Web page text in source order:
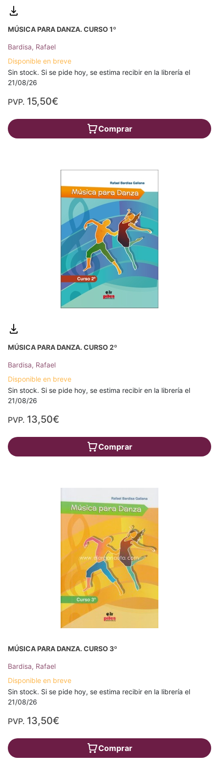
MÚSICA PARA DANZA. CURSO 1º
Bardisa, Rafael
Disponible en breve
Sin stock. Si se pide hoy, se estima recibir en la librería el
21/08/26
PVP. 15,50€
Comprar
MÚSICA PARA DANZA. CURSO 2º
Bardisa, Rafael
Disponible en breve
Sin stock. Si se pide hoy, se estima recibir en la librería el
21/08/26
PVP. 13,50€
Comprar
MÚSICA PARA DANZA. CURSO 3º
Bardisa, Rafael
Disponible en breve
Sin stock. Si se pide hoy, se estima recibir en la librería el
21/08/26
PVP. 13,50€
Comprar